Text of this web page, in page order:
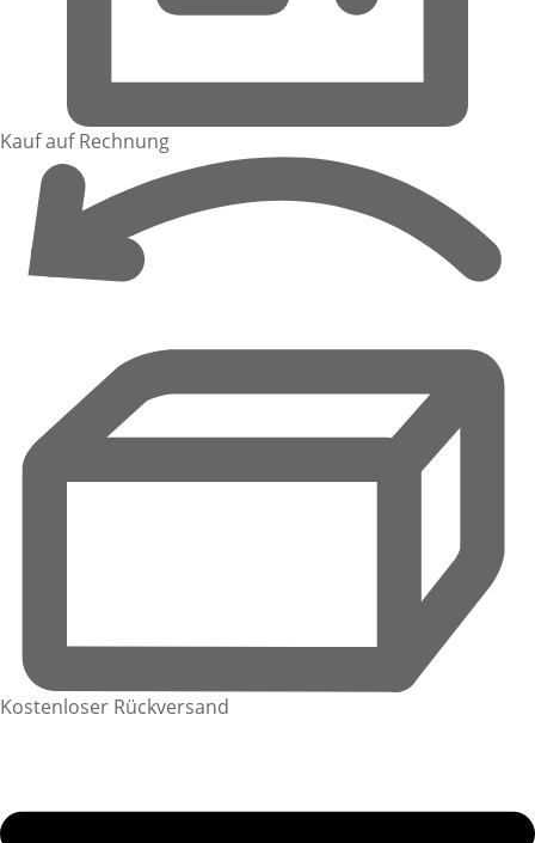
Kauf auf Rechnung
Kostenloser Rückversand